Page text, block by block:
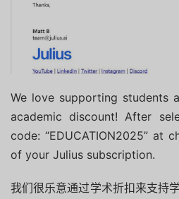
We love supporting students
academic discount! After
code: “EDUCATION2025” at
of your Julius subscription.
我们很乐意通过学术折扣来支持